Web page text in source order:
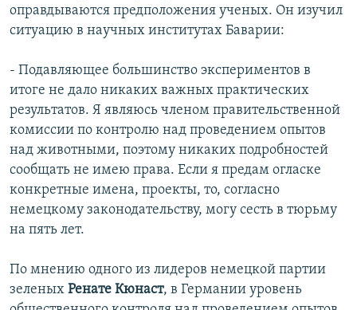
оправдываются предположения ученых. Он изучил
ситуацию в научных институтах Баварии:
- Подавляющее большинство экспериментов в
итоге не дало никаких важных практических
результатов. Я являюсь членом правительственной
комиссии по контролю над проведением опытов
над животными, поэтому никаких подробностей
сообщать не имею права. Если я предам огласке
конкретные имена, проекты, то, согласно
немецкому законодательству, могу сесть в тюрьму
на пять лет.
По мнению одного из лидеров немецкой партии
зеленых Ренате Кюнаст, в Германии уровень